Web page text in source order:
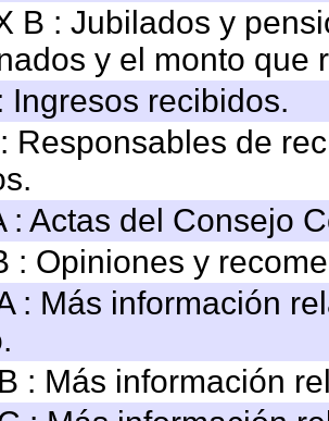
B : Jubilados y
y el monto que
Ingresos recibidos.
Responsables de
: Actas del Consejo
: Opiniones y
: Más información
: Más información